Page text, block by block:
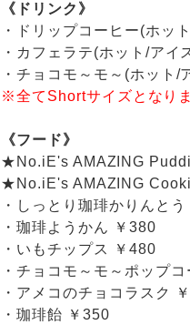
《ドリンク》
・ドリップコーヒー(ホッ
・カフェラテ(ホット/アイ
・チョコモ～モ～(ホット/
※全てShortサイズとなりま
《フード》
★No.iE's AMAZING
★No.iE's AMAZING
・しっとり珈琲かりんと
・珈琲ようかん ￥380
・いもチップス ￥480
・チョコモ～モ～ポップ
・アメコのチョコラスク
・珈琲飴 ￥350